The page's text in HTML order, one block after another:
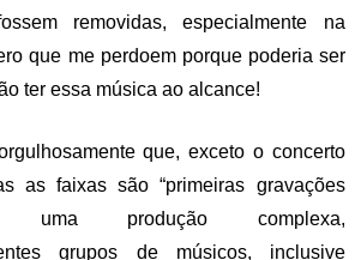
removidas, especialmente na
que me perdoem porque poderia ser
ter essa música ao alcance!
que, exceto o concerto
as faixas são “primeiras gravações
uma produção complexa,
grupos de músicos, inclusive